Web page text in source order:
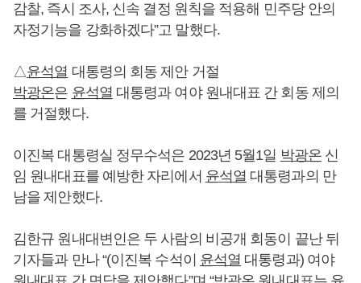
감찰, 즉시 조사, 신속 결정 원칙을 적용해 민주당 안의
자정기능을 강화하겠다”고 말했다.
△윤석열 대통령의 회동 제안 거절
박광온은 윤석열 대통령과 여야 원내대표 간 회동 제의
를 거절했다.
이진복 대통령실 정무수석은 2023년 5월1일 박광온신
임 원내대표를 예방한 자리에서 윤석열 대통령과의 만
남을 제안했다.
김한규 원내대변인은 두 사람의 비공개 회동이 끝난 뒤
기자들과 만나 “(이진복 수석이 윤석열 대통령과) 여야